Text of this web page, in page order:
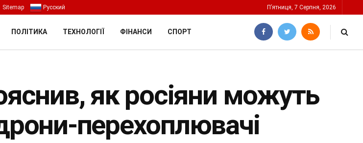
Sitemap Русский П’ятниця, 7 Серпня, 2026
ПОЛІТИКА ТЕХНОЛОГІЇ ФІНАНСИ СПОРТ
як росіяни можуть
перехоплювачі